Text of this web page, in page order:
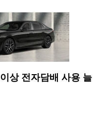
상 전자담배 사용 늘